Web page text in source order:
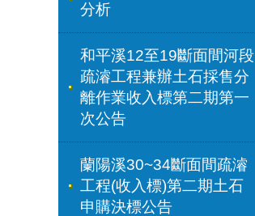
分析
和平溪12至19斷面間河段
疏濬工程兼辦土石採售分
離作業收入標第二期第一
次公告
蘭陽溪30~34斷面間疏濬
工程(收入標)第二期土石
申購決標公告